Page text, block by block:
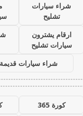
شراء سيارات
تشليح
ارقام يشترون
سيارات تشليح
شراء سيارات
كورة 365